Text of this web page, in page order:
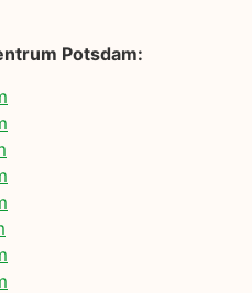
Potsdam: